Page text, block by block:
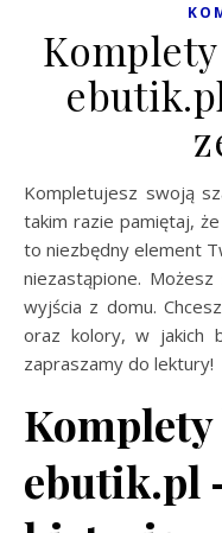
Kompletujesz swoją szafę na nadchodzącą porę roku? W
takim razie pamiętaj,
to niezbędny element
niezastąpione. Możesz
wyjścia z domu.
oraz kolory, w jakich
zapraszamy do lektury!
Komplety
ebutik.pl